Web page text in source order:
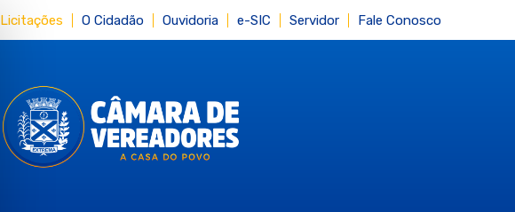
Licitações O Cidadão Ouvidoria e-SIC Servidor Fale Conosco